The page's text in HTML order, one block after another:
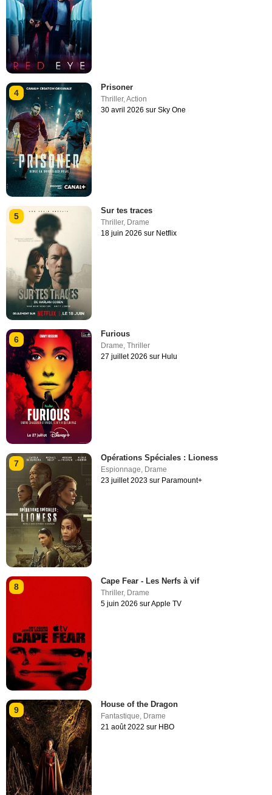
4
Prisoner
Thriller,Action
30 avril 2026 sur Sky One
5
Sur tes traces
Thriller, Drame
18 juin 2026 sur Netflix
6
Furious
Drame,Thriller
27 juillet 2026 sur Hulu
7
Opérations Spéciales : Lioness
Espionnage Drame
23 juillet 2023 sur Paramount+
8
Cape Fear - Les Nerfs à vif
Thriller, Drame
5 juin 2026 sur Apple TV
9
House of the Dragon
Fantastique, Drame
21 août 2022 sur HBO